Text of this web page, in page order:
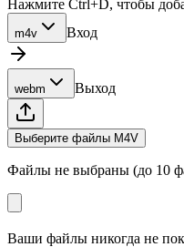
Нажмите Ctrl+D, чтобы
m4v Вход
webm Выход
Выберите файлы M4V
Файлы не выбраны (до 10
Ваши файлы никогда не